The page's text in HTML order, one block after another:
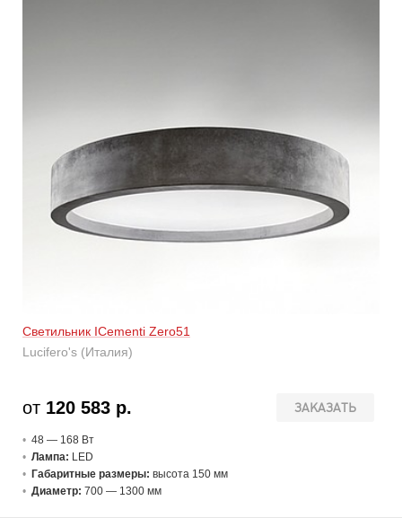
Светильник ICementi Zero51
Lucifero's (Италия)
ЗАКАЗАТЬ
от 120 583 р.
48 — 168 Вт
Лампа: LED
Габаритные размеры: высота 150 мм
Диаметр: 700 — 1300 мм